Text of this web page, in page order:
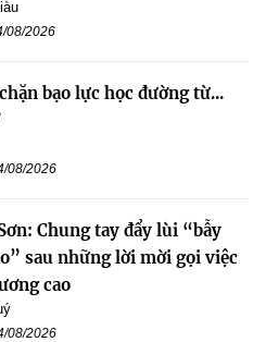
08/2026
bạo lực học đường từ...
08/2026
Chung tay đẩy lùi “bẫy
sau những lời mời gọi việc
cao
08/2026